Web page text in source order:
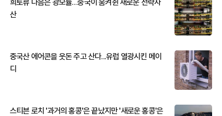
희토류 다음은 광모듈…중국이 움켜쥔 새로운 전략자
산
중국산 에어콘을 웃돈 주고 산다...유럽 열광시킨 메이
디
스티븐 로치 '과거의 홍콩'은 끝났지만 '새로운 홍콩'은